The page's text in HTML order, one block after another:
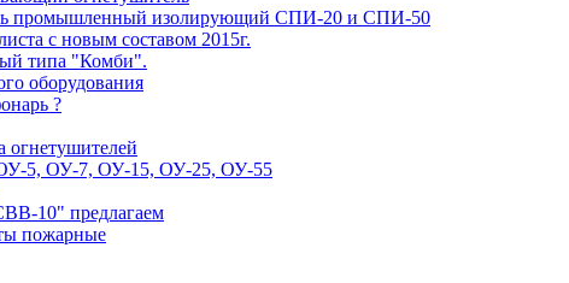
промышленный изолирующий СПИ-20 и СПИ-50
с новым составом 2015г.
типа "Комби".
оборудования
?
огнетушителей
5, ОУ-7, ОУ-15, ОУ-25, ОУ-55
10" предлагаем
пожарные